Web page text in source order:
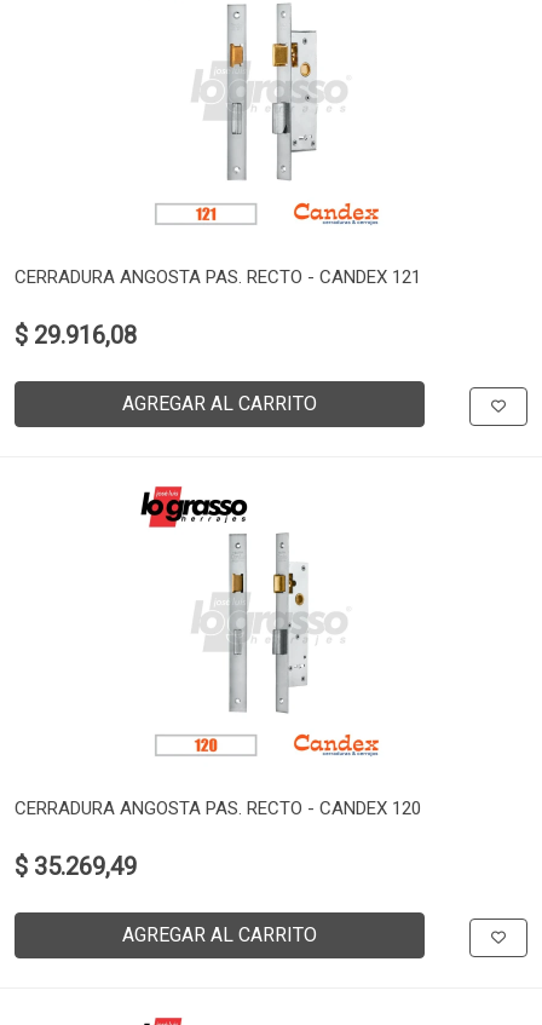
CERRADURA ANGOSTA PAS. RECTO - CANDEX 121
$ 29.916,08
AGREGAR AL CARRITO
CERRADURA ANGOSTA PAS. RECTO - CANDEX 120
$ 35.269,49
AGREGAR AL CARRITO